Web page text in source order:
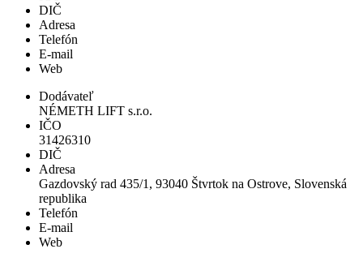
DIČ
Adresa
Telefón
E-mail
Web
Dodávateľ
NÉMETH LIFT s.r.o.
IČO
31426310
DIČ
Adresa
Gazdovský rad 435/1, 93040 Štvrtok na Ostrove, Slovenská
republika
Telefón
E-mail
Web